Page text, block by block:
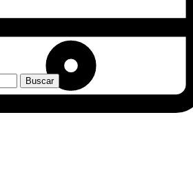
Buscar